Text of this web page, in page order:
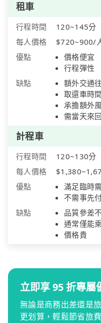
租車
行程時間
120~145分
每人價格
$720~900/
優點
價格便宜
行程彈性
缺點
額外交通
取還車時
承擔額外
需當天來
計程車
行程時間
120~130分
每人價格
優點
滿足臨時
不需事先
缺點
品質參差
通常僅能
價格貴
立即享 95 折專屬
無論是商務出差還是
更划算，輕鬆節省旅費